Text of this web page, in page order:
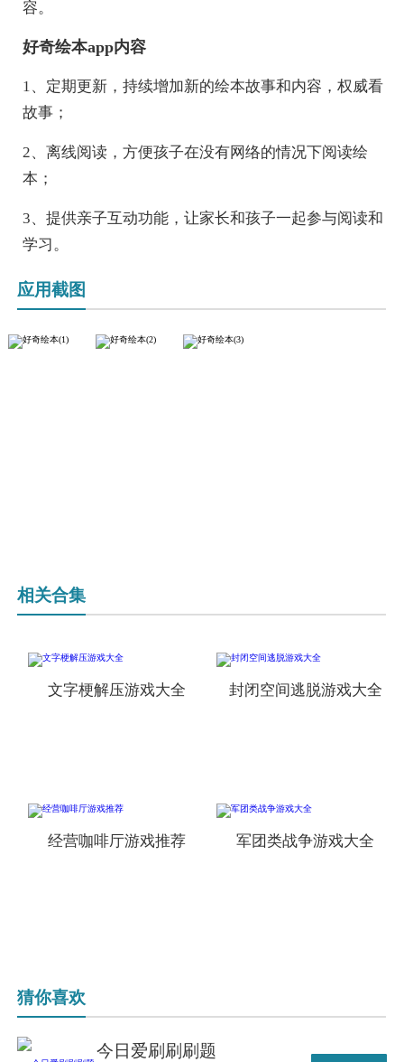
容。
好奇绘本app内容
1、定期更新，持续增加新的绘本故事和内容，权威看
故事；
2、离线阅读，方便孩子在没有网络的情况下阅读绘
本；
3、提供亲子互动功能，让家长和孩子一起参与阅读和
学习。
应用截图
相关合集
文字梗解压游戏大全 封闭空间逃脱游戏大全
经营咖啡厅游戏推荐 军团类战争游戏大全
猜你喜欢
今日爱刷刷刷题